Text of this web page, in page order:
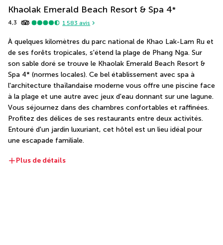
Khaolak Emerald Beach Resort & Spa 4*
4,3 1 583 avis
À quelques kilomètres du parc national de Khao Lak-Lam Ru et
de ses forêts tropicales, s'étend la plage de Phang Nga. Sur
son sable doré se trouve le Khaolak Emerald Beach Resort &
Spa 4* (normes locales). Ce bel établissement avec spa à
l'architecture thaïlandaise moderne vous offre une piscine face
à la plage et une autre avec jeux d'eau donnant sur une lagune.
Vous séjournez dans des chambres confortables et raffinées.
Profitez des délices de ses restaurants entre deux activités.
Entouré d'un jardin luxuriant, cet hôtel est un lieu idéal pour
une escapade familiale.
Plus de détails